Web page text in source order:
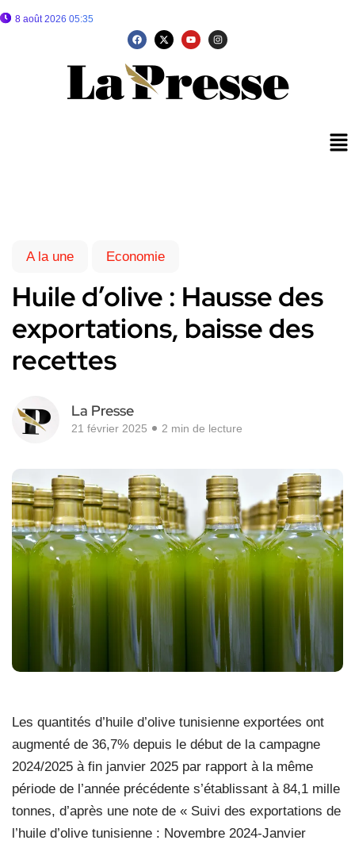
8 août 2026 05:35
A la une Economie
Huile d’olive : Hausse des
exportations, baisse des
recettes
La Presse
21 février 2025 2 min de lecture
Les quantités d’huile d’olive tunisienne exportées ont
augmenté de 36,7% depuis le début de la campagne
2024/2025 à fin janvier 2025 par rapport à la même
période de l’année précédente s’établissant à 84,1 mille
tonnes, d’après une note de « Suivi des exportations de
l’huile d’olive tunisienne : Novembre 2024-Janvier